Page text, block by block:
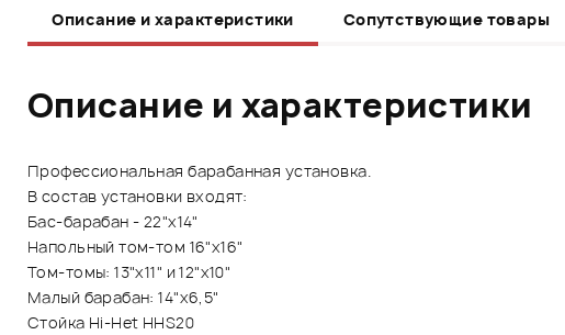
Описание и характеристики Сопутствующие товары
Описание и характеристики
Профессиональная барабанная установка.
В состав установки входят:
Бас-барабан - 22"x14"
Напольный том-том 16"x16"
Том-томы: 13"x11" и 12"x10"
Малый барабан: 14"x6,5"
Стойка Hi-Het HHS20